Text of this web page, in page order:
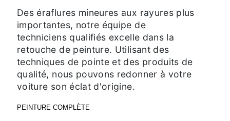
Des éraflures mineures aux rayures plus
importantes, notre équipe de
techniciens qualifiés excelle dans la
retouche de peinture. Utilisant des
techniques de pointe et des produits de
qualité, nous pouvons redonner à votre
voiture son éclat d'origine.
PEINTURE COMPLÈTE